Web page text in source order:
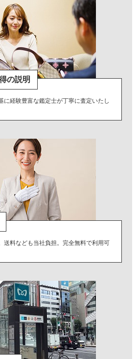
の説明
に経験豊富な鑑定士が丁寧に査定いたし
送料なども当社負担。完全無料で利用可